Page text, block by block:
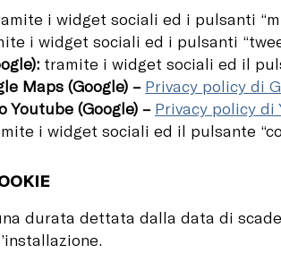
i widget sociali ed i pulsanti
i widget sociali ed i pulsanti
tramite i widget sociali ed il
Maps (Google) – Privacy policy di
Youtube (Google) – Privacy policy di
i widget sociali ed il pulsante
durata dettata dalla data di